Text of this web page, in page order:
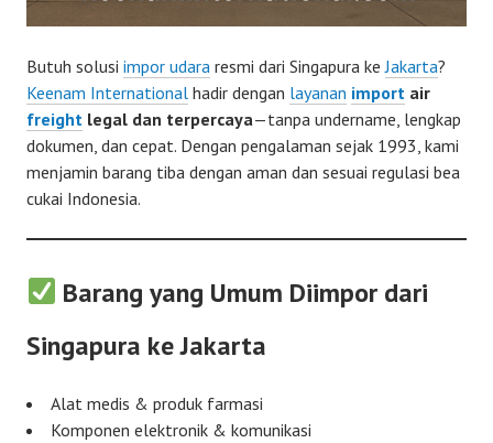
Butuh solusi impor udara resmi dari Singapura keJakarta?
Keenam International hadir dengan layanan import air
freight legal dan terpercaya—tanpa undername, lengkap
dokumen, dan cepat. Dengan pengalaman sejak 1993, kami
menjamin barang tiba dengan aman dan sesuai regulasi bea
cukai Indonesia.
Barang yang Umum Diimpor dari
Singapura ke Jakarta
Alat medis & produk farmasi
Komponen elektronik & komunikasi